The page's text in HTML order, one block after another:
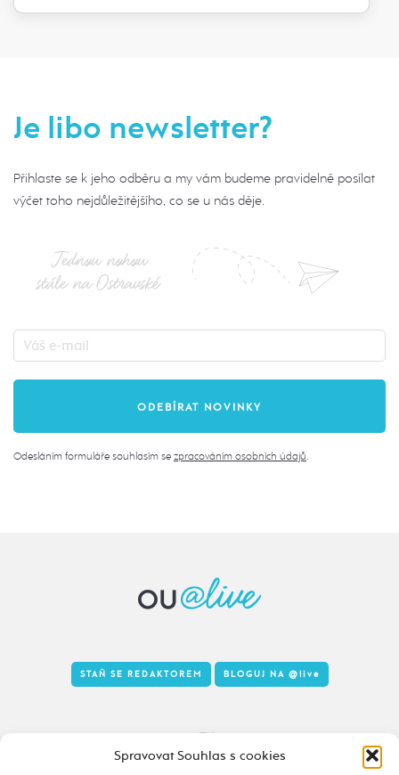
Spravovat Souhlas s cookies
Je libo newsletter?
Přihlaste se k jeho odběru a my vám budeme pravidelně posílat
výčet toho nejdůležitějšího, co se u nás děje.
Jednou nohou
stále na Ostravské
Odesláním formuláře souhlasím se zpracováním osobních údajů
Tady to taky žije
STAŇ SE REDAKTOREM BLOGUJ NA @live